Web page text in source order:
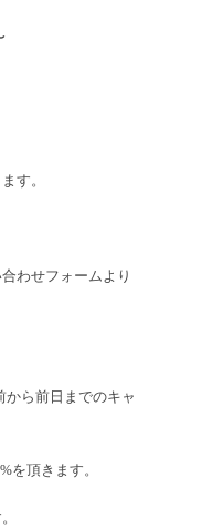
す。
わせフォームより
から前日までのキャ
を頂きます。